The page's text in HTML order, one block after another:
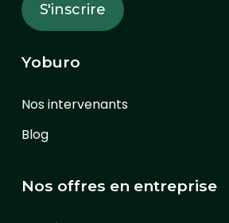
Yoburo
Nos intervenants
Blog
Nos offres en entreprise